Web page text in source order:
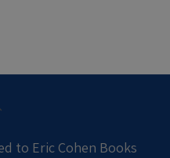
to Eric Cohen Books